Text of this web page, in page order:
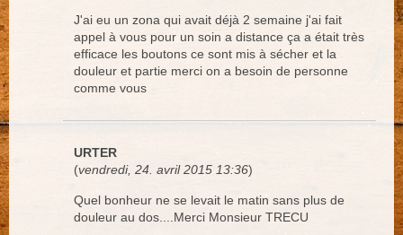
J'ai eu un zona qui avait déjà 2 semaine j'ai fait
appel à vous pour un soin a distance ça a était très
efficace les boutons ce sont mis à sécher et la
douleur et partie merci on a besoin de personne
comme vous
URTER
(vendredi, 24. avril 2015 13:36)
Quel bonheur ne se levait le matin sans plus de
douleur au dos....Merci Monsieur TRECU